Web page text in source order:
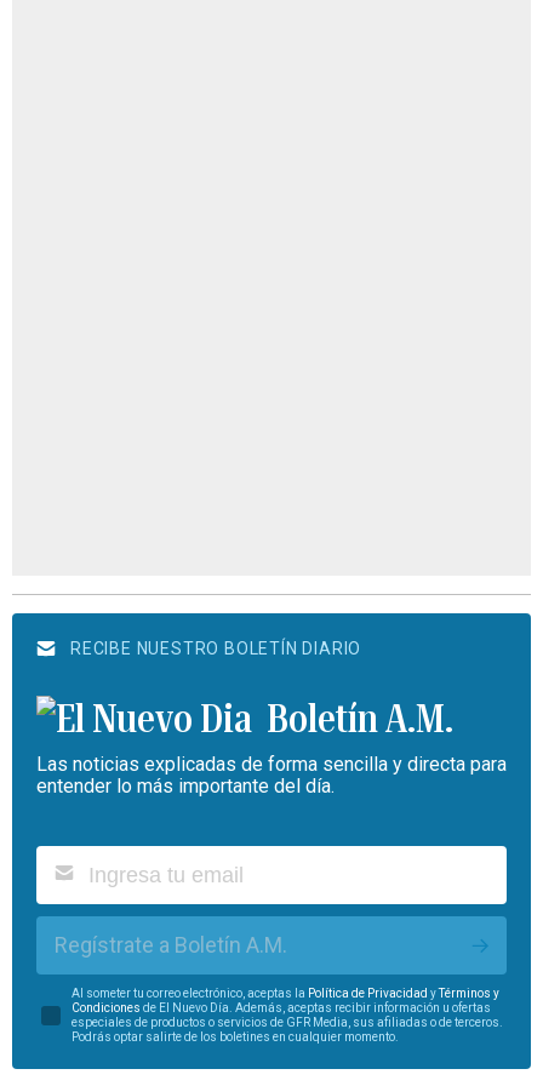
RECIBE NUESTRO BOLETÍN DIARIO
Boletín A.M.
Las noticias explicadas de forma sencilla y directa para
entender lo más importante del día.
Regístrate a Boletín A.M.
Al someter tu correo electrónico, aceptas la Política de Privacidad yTérminos y
Condiciones de El Nuevo Día. Además, aceptas recibir información u ofertas
especiales de productos o servicios de GFR Media, sus afiliadas o de terceros.
Podrás optar salirte de los boletines en cualquier momento.